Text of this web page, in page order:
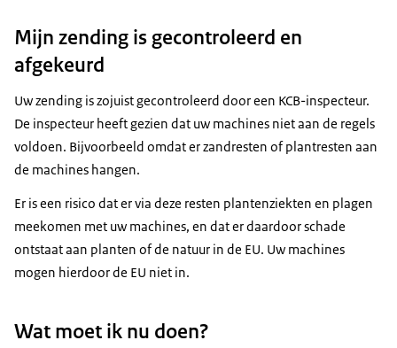
Mijn zending is gecontroleerd en
afgekeurd
Uw zending is zojuist gecontroleerd door een KCB-inspecteur.
De inspecteur heeft gezien dat uw machines niet aan de regels
voldoen. Bijvoorbeeld omdat er zandresten of plantresten aan
de machines hangen.
Er is een risico dat er via deze resten plantenziekten en plagen
meekomen met uw machines, en dat er daardoor schade
ontstaat aan planten of de natuur in de EU. Uw machines
mogen hierdoor de EU niet in.
Wat moet ik nu doen?